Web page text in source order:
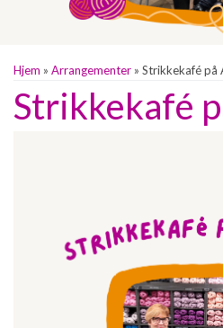
Hjem » Arrangementer » Strikkekafé på
Strikkekafé